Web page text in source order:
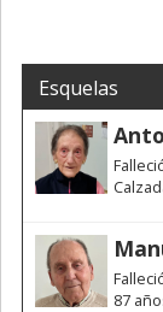
Esquelas
87